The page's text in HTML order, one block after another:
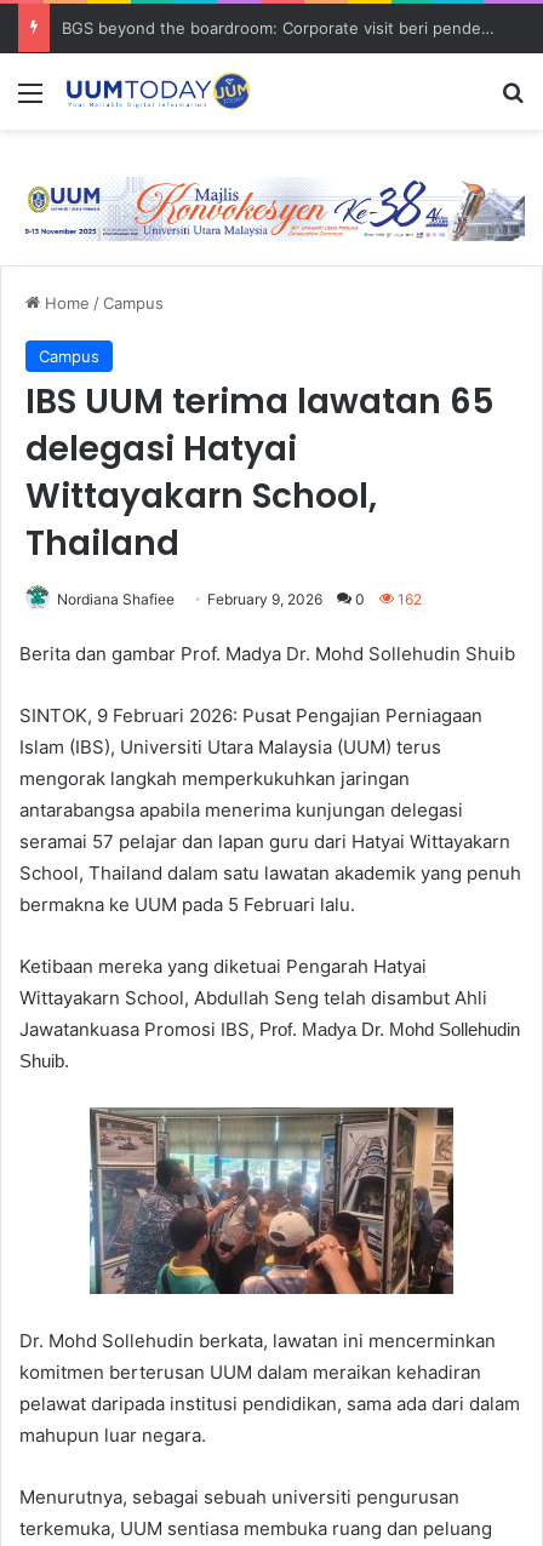
BGS beyond the boardroom: Corporate visit beri pendedahan dunia korporat kepada PELAJAR UUM
Menu
Home /Campus
Campus
IBS UUM terima lawatan 65
delegasi Hatyai
Wittayakarn School,
Thailand
Nordiana Shafiee February 9, 2026 0 162
Berita dan gambar Prof. Madya Dr. Mohd Sollehudin Shuib
SINTOK, 9 Februari 2026: Pusat Pengajian Perniagaan
Islam (IBS), Universiti Utara Malaysia (UUM) terus
mengorak langkah memperkukuhkan jaringan
antarabangsa apabila menerima kunjungan delegasi
seramai 57 pelajar dan lapan guru dari Hatyai Wittayakarn
School, Thailand dalam satu lawatan akademik yang penuh
bermakna ke UUM pada 5 Februari lalu.
Ketibaan mereka yang diketuai Pengarah Hatyai
Wittayakarn School, Abdullah Seng​ telah disambut Ahli
Jawatankuasa Promosi IBS, Prof. Madya Dr. Mohd Sollehudin
Shuib.
Dr. Mohd Sollehudin berkata, lawatan ini mencerminkan
komitmen berterusan UUM dalam meraikan kehadiran
pelawat daripada institusi pendidikan, sama ada dari dalam
mahupun luar negara.
Menurutnya, sebagai sebuah universiti pengurusan
terkemuka, UUM sentiasa membuka ruang dan peluang